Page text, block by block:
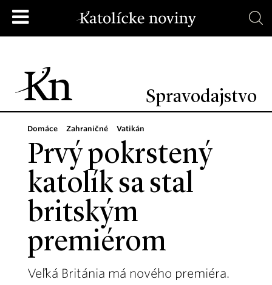
Spravodajstvo
Domáce Zahraničné Vatikán
Prvý pokrstený
katolík sa stal
britským
premiérom
Veľká Británia má nového premiéra.